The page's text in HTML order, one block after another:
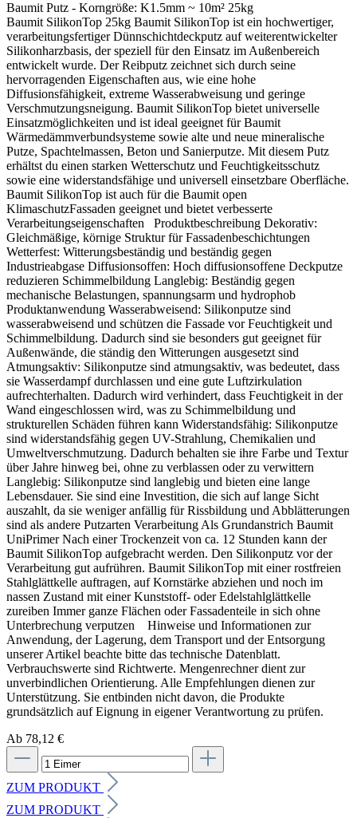
Baumit Putz - Korngröße: K1.5mm ~ 10m² 25kg
Baumit SilikonTop 25kg Baumit SilikonTop ist ein hochwertiger,
verarbeitungsfertiger Dünnschichtdeckputz auf weiterentwickelter
Silikonharzbasis, der speziell für den Einsatz im Außenbereich
entwickelt wurde. Der Reibputz zeichnet sich durch seine
hervorragenden Eigenschaften aus, wie eine hohe
Diffusionsfähigkeit, extreme Wasserabweisung und geringe
Verschmutzungsneigung. Baumit SilikonTop bietet universelle
Einsatzmöglichkeiten und ist ideal geeignet für Baumit
Wärmedämmverbundsysteme sowie alte und neue mineralische
Putze, Spachtelmassen, Beton und Sanierputze. Mit diesem Putz
erhältst du einen starken Wetterschutz und Feuchtigkeitsschutz
sowie eine widerstandsfähige und universell einsetzbare Oberfläche.
Baumit SilikonTop ist auch für die Baumit open
KlimaschutzFassaden geeignet und bietet verbesserte
Verarbeitungseigenschaften Produktbeschreibung Dekorativ:
Gleichmäßige, körnige Struktur für Fassadenbeschichtungen
Wetterfest: Witterungsbeständig und beständig gegen
Industrieabgase Diffusionsoffen: Hoch diffusionsoffene Deckputze
reduzieren Schimmelbildung Langlebig: Beständig gegen
mechanische Belastungen, spannungsarm und hydrophob
Produktanwendung Wasserabweisend: Silikonputze sind
wasserabweisend und schützen die Fassade vor Feuchtigkeit und
Schimmelbildung. Dadurch sind sie besonders gut geeignet für
Außenwände, die ständig den Witterungen ausgesetzt sind
Atmungsaktiv: Silikonputze sind atmungsaktiv, was bedeutet, dass
sie Wasserdampf durchlassen und eine gute Luftzirkulation
aufrechterhalten. Dadurch wird verhindert, dass Feuchtigkeit in der
Wand eingeschlossen wird, was zu Schimmelbildung und
strukturellen Schäden führen kann Widerstandsfähig: Silikonputze
sind widerstandsfähig gegen UV-Strahlung, Chemikalien und
Umweltverschmutzung. Dadurch behalten sie ihre Farbe und Textur
über Jahre hinweg bei, ohne zu verblassen oder zu verwittern
Langlebig: Silikonputze sind langlebig und bieten eine lange
Lebensdauer. Sie sind eine Investition, die sich auf lange Sicht
auszahlt, da sie weniger anfällig für Rissbildung und Abblätterungen
sind als andere Putzarten Verarbeitung Als Grundanstrich Baumit
UniPrimer Nach einer Trockenzeit von ca. 12 Stunden kann der
Baumit SilikonTop aufgebracht werden. Den Silikonputz vor der
Verarbeitung gut aufrühren. Baumit SilikonTop mit einer rostfreien
Stahlglättkelle auftragen, auf Kornstärke abziehen und noch im
nassen Zustand mit einer Kunststoff- oder Edelstahlglättkelle
zureiben Immer ganze Flächen oder Fassadenteile in sich ohne
Unterbrechung verputzen Hinweise und Informationen zur
Anwendung, der Lagerung, dem Transport und der Entsorgung
unserer Artikel beachte bitte das technische Datenblatt.
Verbrauchswerte sind Richtwerte. Mengenrechner dient zur
unverbindlichen Orientierung. Alle Empfehlungen dienen zur
Unterstützung. Sie entbinden nicht davon, die Produkte
grundsätzlich auf Eignung in eigener Verantwortung zu prüfen.
Ab 78,12 €
ZUM PRODUKT
ZUM PRODUKT